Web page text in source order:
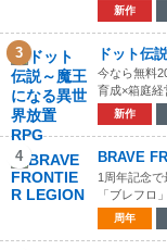
新作
3 ドット伝
今なら無料
育成×箱庭経
新作
4 BRAVE
1周年記念
「ブレフロ
周年